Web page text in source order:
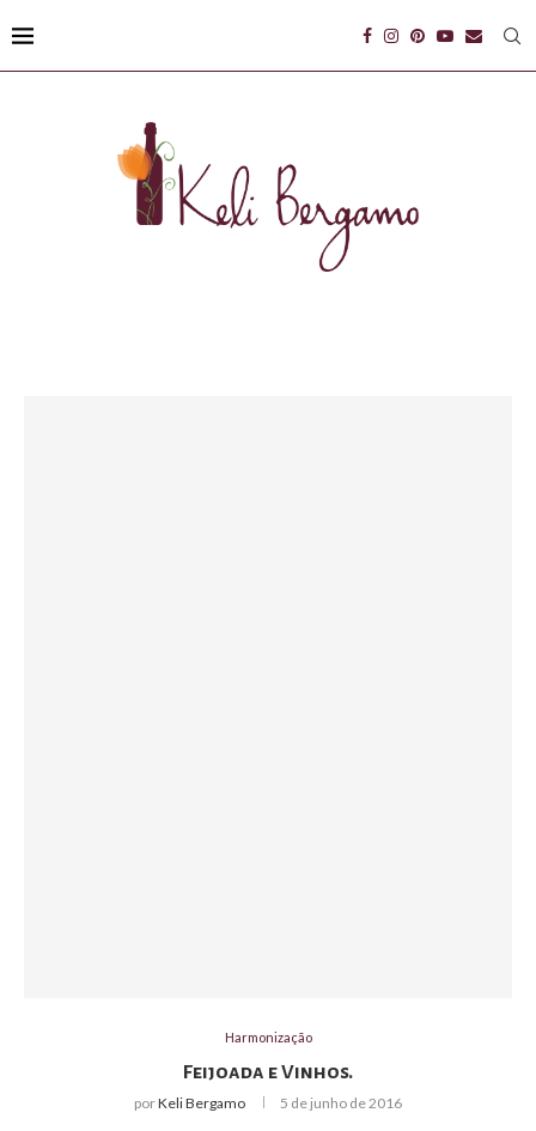
Harmonização
Feijoada e Vinhos.
porKeli Bergamo 5 de junho de 2016